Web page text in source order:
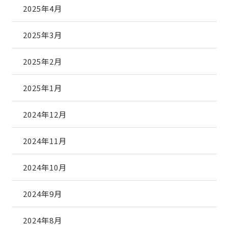
2025年4月
2025年3月
2025年2月
2025年1月
2024年12月
2024年11月
2024年10月
2024年9月
2024年8月